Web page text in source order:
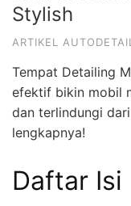
Stylish
ARTIKEL
Tempat Detailing
efektif bikin mobil
dan terlindungi
lengkapnya!
Daftar Isi